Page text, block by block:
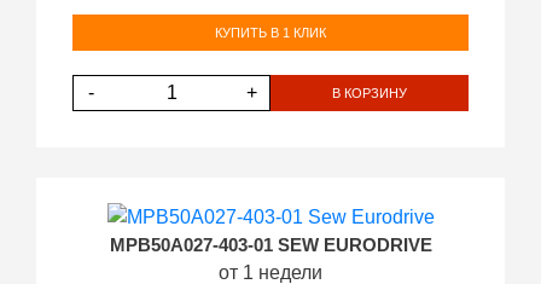
КУПИТЬ В 1 КЛИК
- + В КОРЗИНУ
MPB50A027-403-01 SEW EURODRIVE
от 1 недели